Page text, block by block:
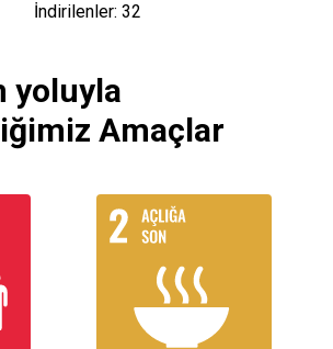
İndirilenler: 32
yoluyla
Amaçlar